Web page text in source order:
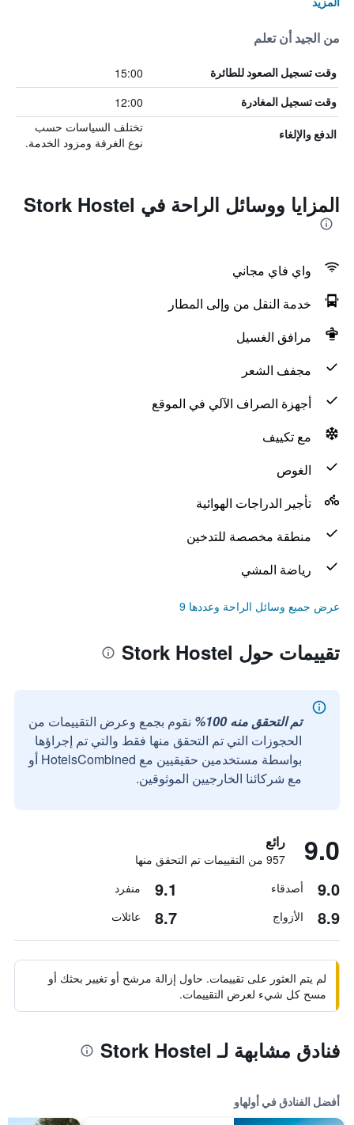
من الجيد أن تعلم
وقت تسجيل الصعود للطائرة 15:00
وقت تسجيل المغادرة 12:00
الدفع والإلغاء
تختلف السياسات حسب
نوع الغرفة ومزود الخدمة.
المزايا ووسائل الراحة في Stork Hostel
واي فاي مجاني
خدمة النقل من وإلى المطار
مرافق الغسيل
مجفف الشعر
أجهزة الصراف الآلي في الموقع
مع تكييف
الغوص
تأجير الدراجات الهوائية
منطقة مخصصة للتدخين
رياضة المشي
عرض جميع وسائل الراحة وعددها 9
تقييمات حول Stork Hostel
تم التحقق منه 100%
نقوم بجمع وعرض التقييمات من
الحجوزات التي تم التحقق منها فقط والتي تم إجراؤها
بواسطة مستخدمين حقيقيين مع HotelsCombined أو
مع شركائنا الخارجيين الموثوقين.
9.0 رائع
957 من التقييمات تم التحقق منها
9.0 أصدقاء 9.1 منفرد
8.9 الأزواج 8.7 عائلات
لم يتم العثور على تقييمات. حاول إزالة مرشح أو تغيير بحثك أو
مسح كل شيء لعرض التقييمات.
فنادق مشابهة لـ Stork Hostel
أفضل الفنادق في أولهاو